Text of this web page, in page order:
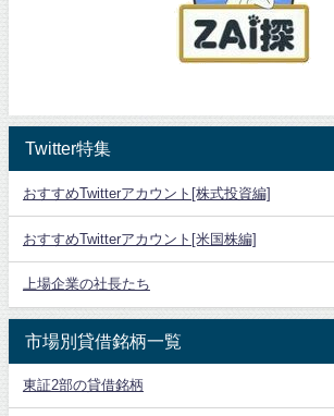
Twitter特集
おすすめTwitterアカウント[株式投資編]
おすすめTwitterアカウント[米国株編]
上場企業の社長たち
市場別貸借銘柄一覧
東証2部の貸借銘柄